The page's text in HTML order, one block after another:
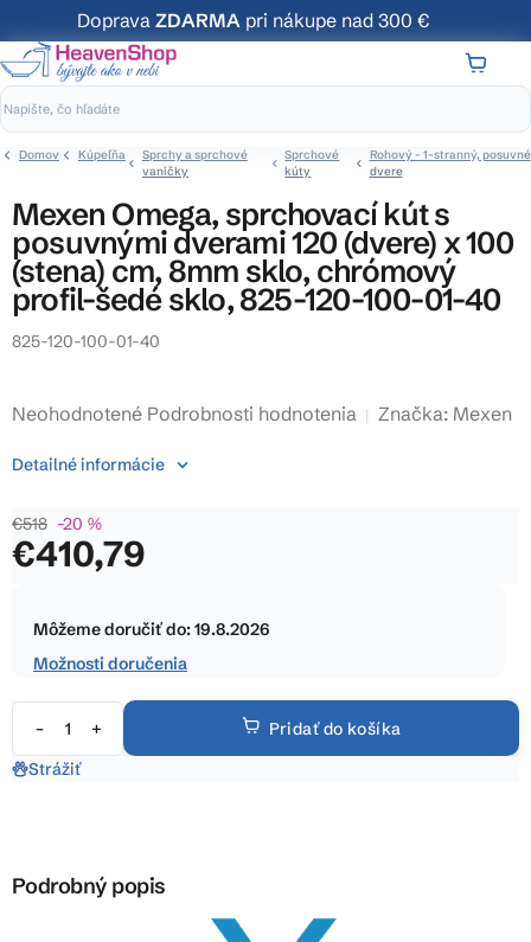
na
obsah
Doprava ZDARMA pri nákupe nad 300 €
Domov Kúpeľňa
Sprchy a sprchové
vaničky
Sprchové
kúty
Rohový - 1-stranný, posuvné
dvere
Mexen Omega, sprchovací kút s
posuvnými dverami 120 (dvere) x 100
(stena) cm, 8mm sklo, chrómový
profil-šedé sklo, 825-120-100-01-40
825-120-100-01-40
Priemerné
produktu
0,0
z
Neohodnotené Podrobnosti hodnotenia Značka: Mexen
€518 –20 %
€410,79
cena:
Môžeme doručiť do:19.8.2026
Možnosti doručenia
Pridať do košíka
Detailné informácie
Strážiť
Podrobný popis